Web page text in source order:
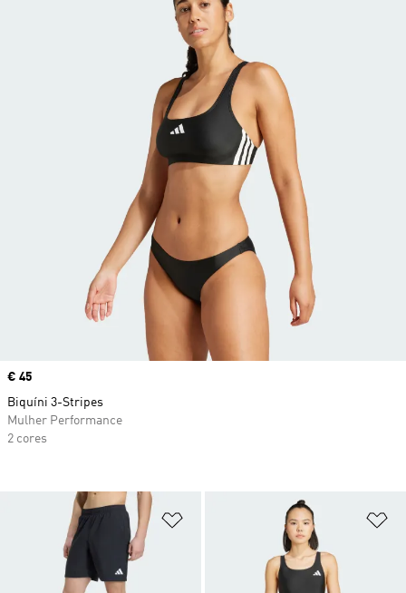
Adicionar à Lista de Desejos
Price
€ 45
Biquíni 3-Stripes
Mulher Performance
2 cores